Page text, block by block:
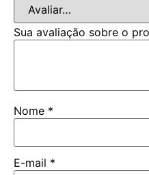
Sua avaliação sobre o
Nome *
E-mail *